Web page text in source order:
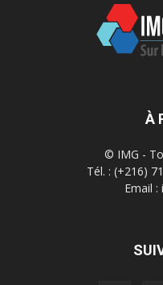
À
© IMG -
Tél. : (+216)
Email :